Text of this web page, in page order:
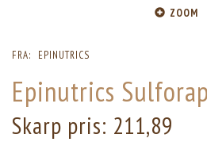
ZOOM
FRA: EPINUTRICS
Epinutrics
Skarp pris: 211,89